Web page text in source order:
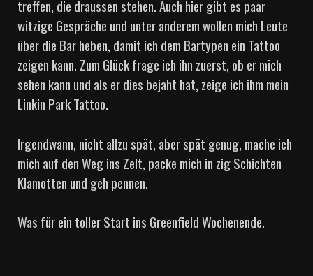
treffen, die draussen stehen. Auch hier gibt es paar
witzige Gespräche und unter anderem wollen mich Leute
über die Bar heben, damit ich dem Bartypen ein Tattoo
zeigen kann. Zum Glück frage ich ihn zuerst, ob er mich
sehen kann und als er dies bejaht hat, zeige ich ihm mein
Linkin Park Tattoo.
Irgendwann, nicht allzu spät, aber spät genug, mache ich
mich auf den Weg ins Zelt, packe mich in zig Schichten
Klamotten und geh pennen.
Was für ein toller Start ins Greenfield Wochenende.